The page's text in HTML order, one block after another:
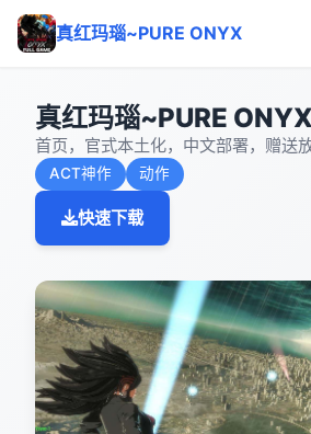
真红玛瑙~PURE ONYX
真红玛瑙~PURE ONYX
首页，官式本土化，中文部署，赠送
ACT神作 动作
快速下载